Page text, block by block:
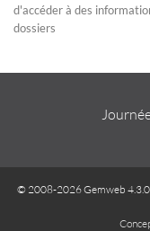
d'accéder à des
dossiers
© 2008-2026 Gemweb 4.3.0